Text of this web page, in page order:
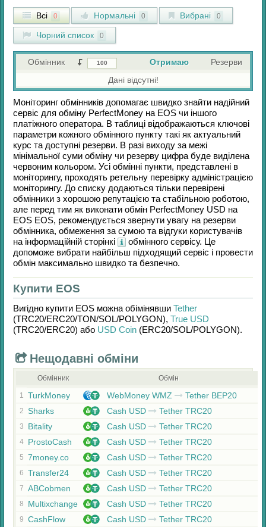
Всі 0 Нормальні 0 Вибрані 0
Чорний список 0
Обмінник Отримаю
Резерви
Дані відсутні!
Моніторинг обмінників допомагає швидко знайти надійний
сервіс для обміну PerfectMoney на EOS чи іншого
платіжного оператора. В таблиці відображаються ключові
параметри кожного обмінного пункту такі як актуальний
курс та доступні резерви. В разі виходу за межі
мінімальної суми обміну чи резерву цифра буде виділена
червоним кольором. Усі обмінні пункти, представлені в
моніторингу, проходять ретельну перевірку адміністрацією
моніторингу. До списку додаються тільки перевірені
обмінники з хорошою репутацією та стабільною роботою,
але перед тим як виконати обмін PerfectMoney USD на
EOS EOS, рекомендується звернути увагу на резерви
обмінника, обмеження за сумою та відгуки користувачів
на інформаційній сторінкі
обмінного сервісу. Це
допоможе вибрати найбільш підходящий сервіс і провести
обмін максимально швидко та безпечно.
Купити EOS
Вигідно купити EOS можна обімінявши Tether
(TRC20/ERC20/TON/SOL/POLYGON), True USD
(TRC20/ERC20) або USD Coin (ERC20/SOL/POLYGON).
Нещодавні обміни
Обмінник Обмін
1 TurkMoney WebMoney WMZ Tether BEP20
2 Sharks Cash USD Tether TRC20
3 Bitality Cash USD Tether TRC20
4 ProstoCash Cash USD Tether TRC20
5 7money.co Cash USD Tether TRC20
6 Transfer24 Cash USD Tether TRC20
7 ABCobmen Cash USD Tether TRC20
8 Multixchange Cash USD Tether TRC20
9 CashFlow Cash USD Tether TRC20